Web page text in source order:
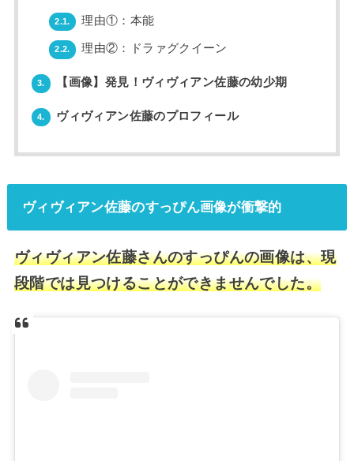
2.1. 理由①：本能
2.2. 理由②：ドラァグクイーン
3. 【画像】発見！ヴィヴィアン佐藤の幼少期
4. ヴィヴィアン佐藤のプロフィール
ヴィヴィアン佐藤のすっぴん画像が衝撃的
ヴィヴィアン佐藤さんのすっぴんの画像は、現
段階では見つけることができませんでした。